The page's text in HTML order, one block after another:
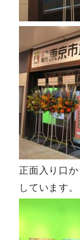
正面入り口
しています。